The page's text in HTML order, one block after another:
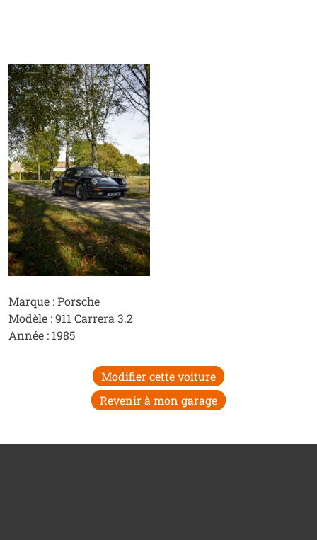
Marque : Porsche
Modèle : 911 Carrera 3.2
Année : 1985
Modifier cette voiture
Revenir à mon garage